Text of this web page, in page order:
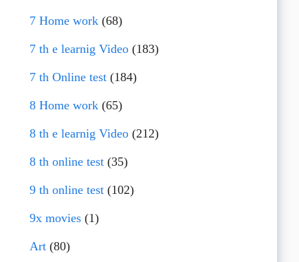
7 Home work (68)
7 th e learnig Video (183)
7 th Online test (184)
8 Home work (65)
8 th e learnig Video (212)
8 th online test (35)
9 th online test (102)
9x movies (1)
Art (80)